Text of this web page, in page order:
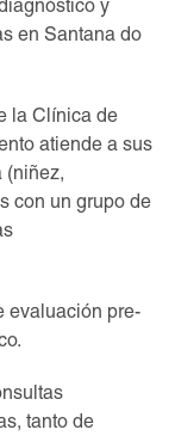
y
en Santana do
la Clínica de
atiende a sus
(niñez,
con un grupo de
evaluación pre-
tanto de